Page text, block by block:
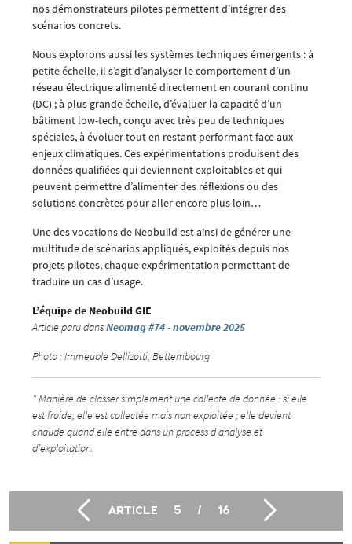
nos démonstrateurs pilotes permettent d’intégrer des
scénarios concrets.
Nous explorons aussi les systèmes techniques émergents : à
petite échelle, il s’agit d’analyser le comportement d’un
réseau électrique alimenté directement en courant continu
(DC) ; à plus grande échelle, d’évaluer la capacité d’un
bâtiment low-tech, conçu avec très peu de techniques
spéciales, à évoluer tout en restant performant face aux
enjeux climatiques. Ces expérimentations produisent des
données qualifiées qui deviennent exploitables et qui
peuvent permettre d’alimenter des réflexions ou des
solutions concrètes pour aller encore plus loin…
Une des vocations de Neobuild est ainsi de générer une
multitude de scénarios appliqués, exploités depuis nos
projets pilotes, chaque expérimentation permettant de
traduire un cas d’usage.
L’équipe de Neobuild GIE
Article paru dansNeomag #74 - novembre 2025
Photo : Immeuble Dellizotti, Bettembourg
* Manière de classer simplement une collecte de donnée : si elle
est froide, elle est collectée mais non exploitée ; elle devient
chaude quand elle entre dans un process d’analyse et
d’exploitation.
ARTICLE 5 / 16